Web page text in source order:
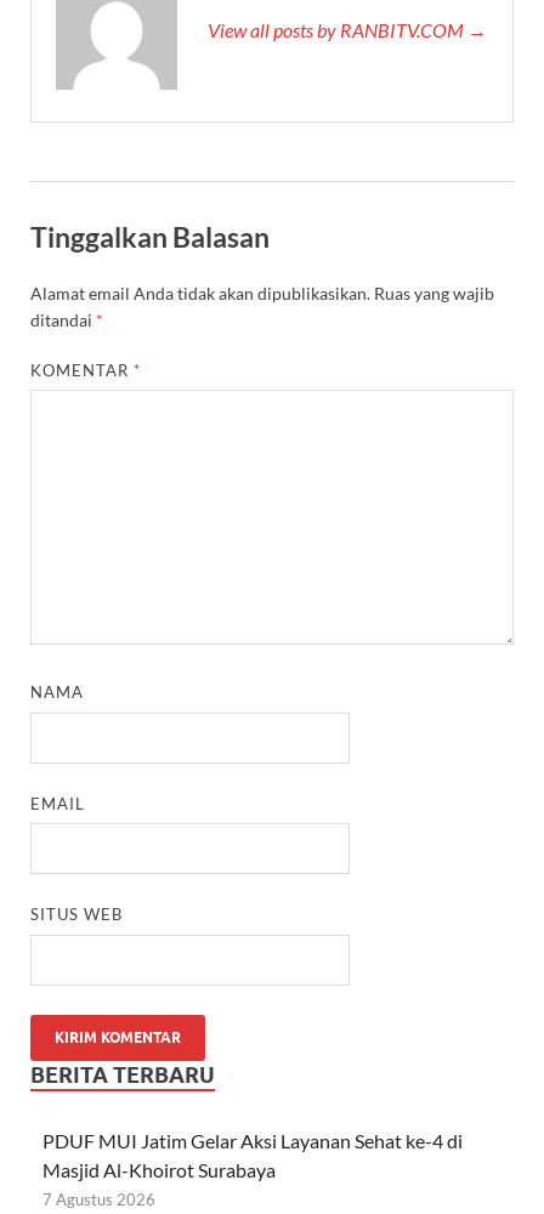
View all posts by RANBITV.COM →
Tinggalkan Balasan
Alamat email Anda tidak akan dipublikasikan. Ruas yang wajib
ditandai *
KOMENTAR *
NAMA
EMAIL
SITUS WEB
BERITA TERBARU
PDUF MUI Jatim Gelar Aksi Layanan Sehat ke-4 di
Masjid Al-Khoirot Surabaya
7 Agustus 2026